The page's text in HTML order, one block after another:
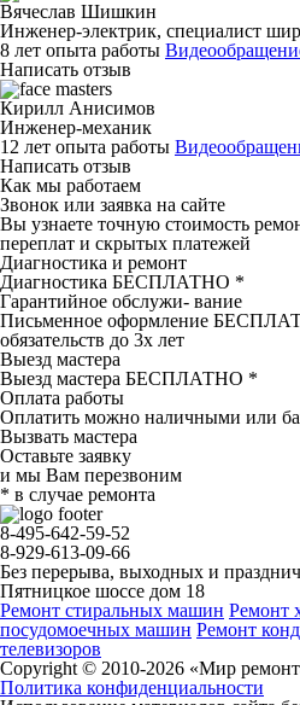
Вячеслав Шишкин
Инженер-электрик, специалист
8 лет опыта работы
Написать отзыв
Кирилл Анисимов
Инженер-механик
12 лет опыта работы
Написать отзыв
Как мы работаем
Звонок или заявка на сайте
Вы узнаете точную стоимость
переплат и скрытых платежей
Диагностика и ремонт
Диагностика БЕСПЛАТНО *
Гарантийное обслужи- вание
Письменное оформление
обязательств до 3х лет
Выезд мастера
Выезд мастера БЕСПЛАТНО *
Оплата работы
Оплатить можно наличными или
Вызвать мастера
Оставьте заявку
и мы Вам перезвоним
* в случае ремонта
8-495-642-59-52
8-929-613-09-66
Без перерыва, выходных и
Пятницкое шоссе дом 18
Ремонт стиральных машин Ремонт
посудомоечных машин Ремонт
телевизоров
Copyright © 2010-2026 «Мир
Политика конфиденциальности